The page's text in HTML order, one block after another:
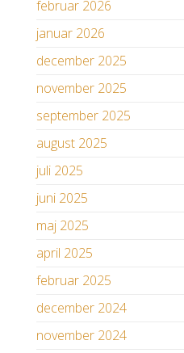
februar 2026
januar 2026
december 2025
november 2025
september 2025
august 2025
juli 2025
juni 2025
maj 2025
april 2025
februar 2025
december 2024
november 2024